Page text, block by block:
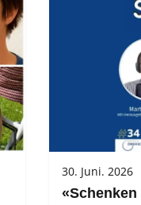
30. Juni. 2026